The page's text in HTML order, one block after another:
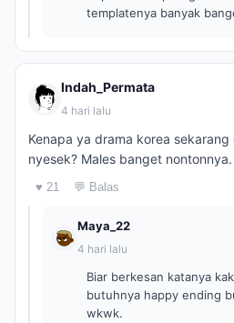
templatenya banyak
Indah_Permata
4 hari lalu
Kenapa ya drama korea
nyesek? Males banget nontonnya.
♥ 21 💬 Balas
Maya_22
4 hari lalu
Biar berkesan katanya
butuhnya happy ending
wkwk.